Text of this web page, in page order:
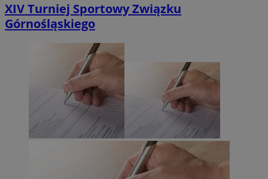
XIV Turniej Sportowy Związku
Górnośląskiego